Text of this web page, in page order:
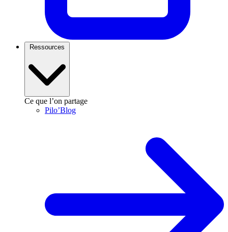
Ressources
Ce que l’on partage
Pilo’Blog